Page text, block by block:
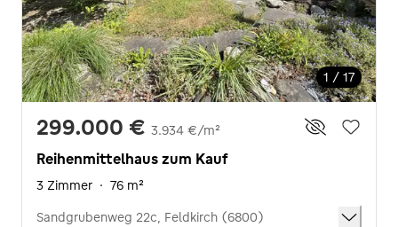
1 / 17
299.000 € 3.934 €/m²
Reihenmittelhaus zum Kauf
3 Zimmer · 76 m²
Sandgrubenweg 22c, Feldkirch (6800)